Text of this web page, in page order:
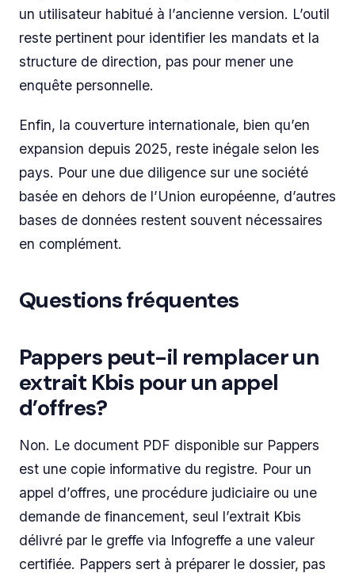
un utilisateur habitué à l’ancienne version. L’outil
reste pertinent pour identifier les mandats et la
structure de direction, pas pour mener une
enquête personnelle.
Enfin, la couverture internationale, bien qu’en
expansion depuis 2025, reste inégale selon les
pays. Pour une due diligence sur une société
basée en dehors de l’Union européenne, d’autres
bases de données restent souvent nécessaires
en complément.
Questions fréquentes
Pappers peut-il remplacer un
extrait Kbis pour un appel
d’offres?
Non. Le document PDF disponible sur Pappers
est une copie informative du registre. Pour un
appel d’offres, une procédure judiciaire ou une
demande de financement, seul l’extrait Kbis
délivré par le greffe via Infogreffe a une valeur
certifiée. Pappers sert à préparer le dossier, pas